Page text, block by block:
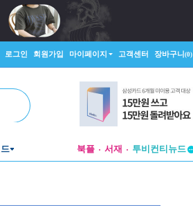
로그인 회원가입 마이페이지 고객센터 장바구니(0)
북플 서재
투비컨티뉴드